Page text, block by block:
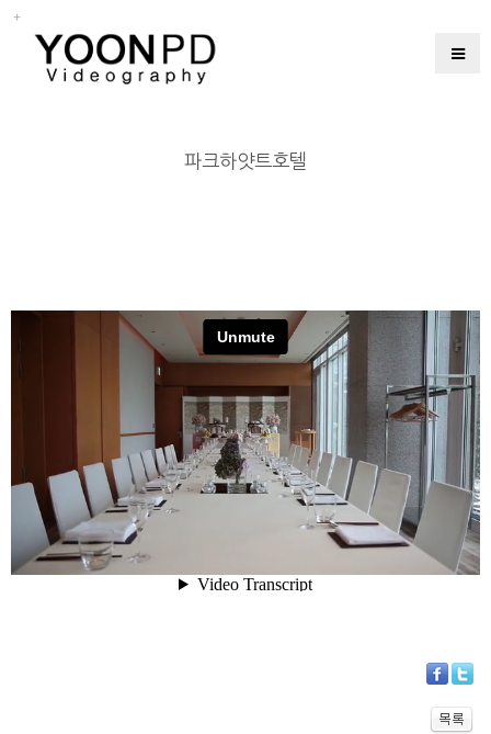
파크하얏트호텔